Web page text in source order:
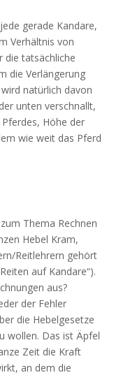
gerade Kandare,
Verhältnis von
die tatsächliche
die Verlängerung
natürlich davon
unten verschnallt,
Höhe der
wie weit das Pferd
Thema Rechnen
Hebel Kram,
Reitlehrern gehört
auf Kandare“).
aus?
der Fehler
die Hebelgesetze
wollen. Das ist Äpfel
Zeit die Kraft
an dem die